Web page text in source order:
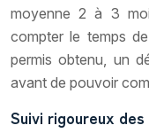
moyenne 2 à 3
compter le temps
permis obtenu, un
avant de pouvoir
Suivi rigoureux